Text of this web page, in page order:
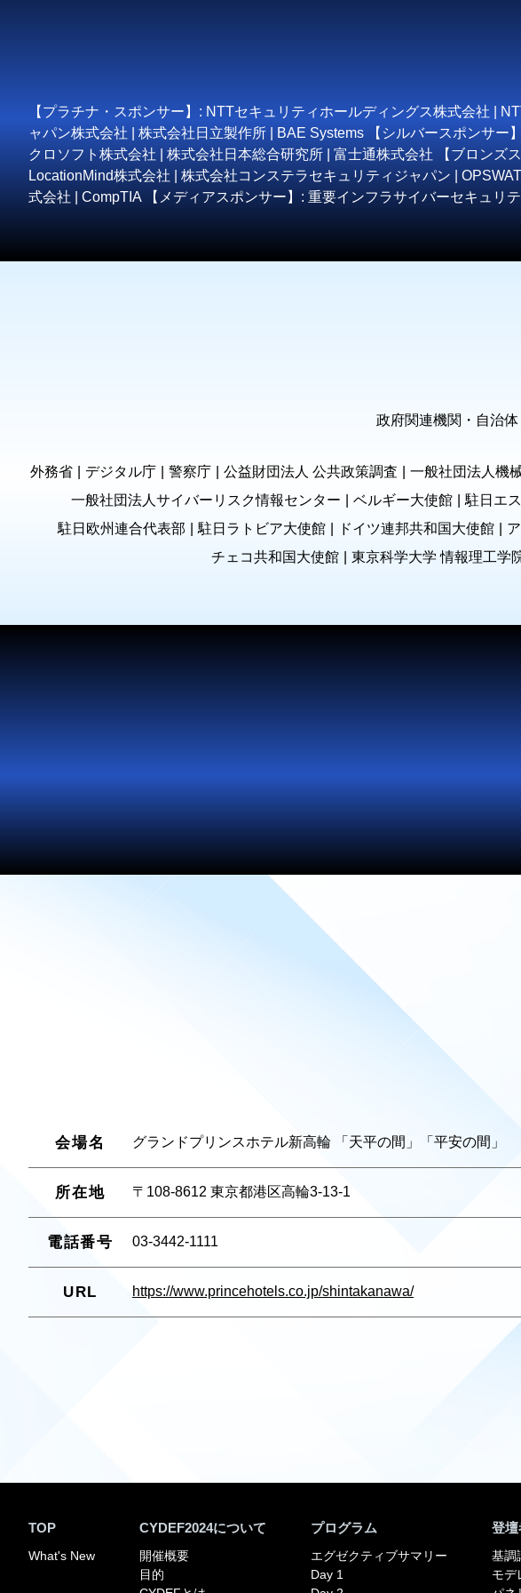
【プラチナ・スポンサー】: NTTセキュリティホールディングス株式会社 |
ャパン株式会社 | 株式会社日立製作所 | BAE Systems 【シルバースポンサ
クロソフト株式会社 | 株式会社日本総合研究所 | 富士通株式会社 【ブロンズ
LocationMind株式会社 | 株式会社コンステラセキュリティジャパン |
式会社 | CompTIA 【メディアスポンサー】: 重要インフラサイバーセキュリ
政府関連機関・自治
外務省 デジタル庁 警察庁 公益財団法人 公共政策調査 一般社団法人機
一般社団法人サイバーリスク情報センター
ベルギー大使館 駐日エ
駐日欧州連合代表部
駐日ラトビア大使館 ドイツ連邦共和国大使館
チェコ共和国大使館
東京科学大学 情報理工学
会場名 グランドプリンスホテル新高輪 「天平の間」「平安の間」
所在地 〒108-8612 東京都港区高輪3-13-1
電話番号 03-3442-1111
URL https://www.princehotels.co.jp/shintakanawa/
TOP
What's New
CYDEF2024について
開催概要
目的
プログラム
エグゼクティブサマリー
Day 1
登壇
基調
モデ